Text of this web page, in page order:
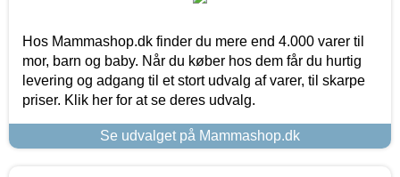
Hos Mammashop.dk finder du mere end 4.000 varer til
mor, barn og baby. Når du køber hos dem får du hurtig
levering og adgang til et stort udvalg af varer, til skarpe
priser. Klik her for at se deres udvalg.
Se udvalget på Mammashop.dk